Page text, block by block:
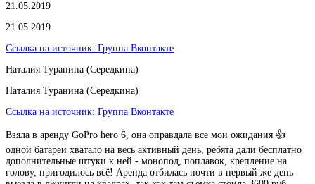
21.05.2019
21.05.2019
Ссылка на источник: Группа Вконтакте
Наталия Туранина (Середкина)
Наталия Туранина (Середкина)
Ссылка на источник: Группа Вконтакте
Взяла в аренду GoPro hero 6, она оправдала все мои ожидания 👍
одной батареи хватало на весь активный день, ребята дали бесплатно
дополнительные штуки к ней - монопод, поплавок, крепление на
голову, пригодилось всё! Аренда отбилась почти в первый же день